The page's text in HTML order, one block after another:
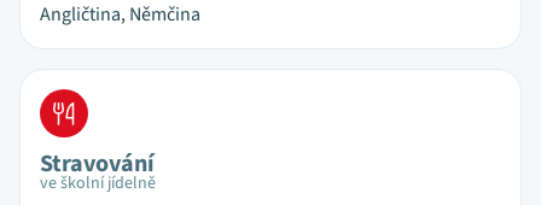
Angličtina, Němčina
Stravování
ve školní jídelně